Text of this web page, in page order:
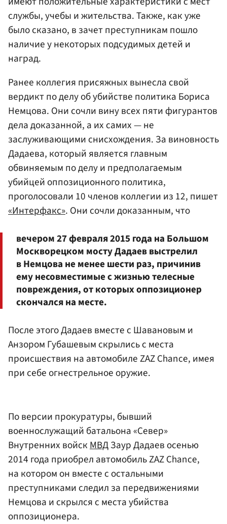
службы, учебы и жительства. Также, как уже
было сказано, в зачет преступникам пошло
наличие у некоторых подсудимых детей и
наград.
Ранее коллегия присяжных вынесла свой
вердикт по делу об убийстве политика Бориса
Немцова. Они сочли вину всех пяти фигурантов
дела доказанной, а их самих — не
заслуживающими снисхождения. За виновность
Дадаева, который является главным
обвиняемым по делу и предполагаемым
убийцей оппозиционного политика,
проголосовали 10 членов коллегии из 12, пишет
«Интерфакс». Они сочли доказанным, что
вечером 27 февраля 2015 года на Большом
Москворецком мосту Дадаев выстрелил
в Немцова не менее шести раз, причинив
ему несовместимые с жизнью телесные
повреждения, от которых оппозиционер
скончался на месте.
После этого Дадаев вместе с Шавановым и
Анзором Губашевым скрылись с места
происшествия на автомобиле ZAZ Chance, имея
при себе огнестрельное оружие.
По версии прокуратуры, бывший
военнослужащий батальона «Север»
Внутренних войскМВДЗаур Дадаев осенью
2014 года приобрел автомобиль ZAZ Chance,
на котором он вместе с остальными
преступниками следил за передвижениями
Немцова и скрылся с места убийства
оппозиционера.